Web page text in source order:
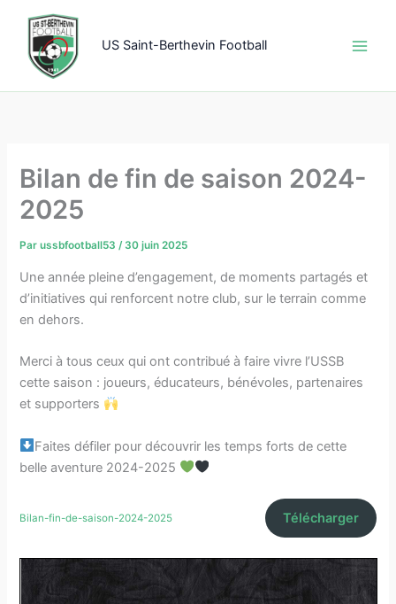
contenu
US Saint-Berthevin Football
Bilan de fin de saison 2024-
2025
Parussbfootball53/ 30 juin 2025
Une année pleine d’engagement, de moments partagés et
d’initiatives qui renforcent notre club, sur le terrain comme
en dehors.
Merci à tous ceux qui ont contribué à faire vivre l’USSB
cette saison : joueurs, éducateurs, bénévoles, partenaires
et supporters
Faites défiler pour découvrir les temps forts de cette
belle aventure 2024-2025
Bilan-fin-de-saison-2024-2025 Télécharger